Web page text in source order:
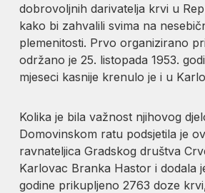
dobrovoljnih darivatelja krvi u
kako bi zahvalili svima na
plemenitosti. Prvo organizirano
održano je 25. listopada 1953.
mjeseci kasnije krenulo je i u
Kolika je bila važnost njihovog
Domovinskom ratu podsjetila je
ravnateljica Gradskog društva
Karlovac Branka Hastor i dodala
godine prikupljeno 2763 doze